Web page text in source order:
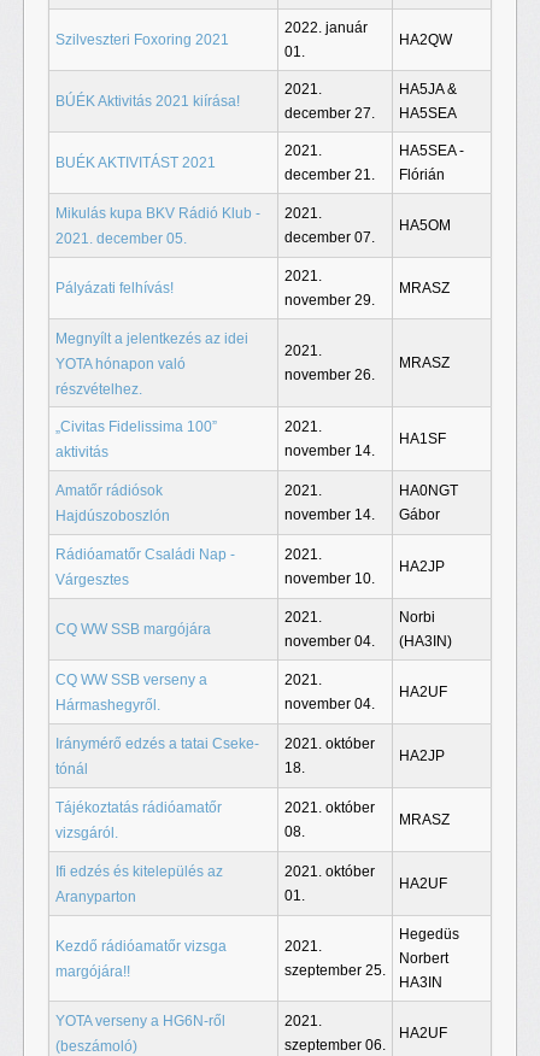
Szilveszteri Foxoring 2021
2022. január
01.
HA2QW
BÚÉK Aktivitás 2021 kiírása!
2021.
december 27.
HA5JA &
HA5SEA
BUÉK AKTIVITÁST 2021
2021.
december 21.
HA5SEA -
Flórián
Mikulás kupa BKV Rádió Klub -
2021. december 05.
2021.
december 07.
HA5OM
Pályázati felhívás!
2021.
november 29.
MRASZ
Megnyílt a jelentkezés az idei
YOTA hónapon való
részvételhez.
2021.
november 26.
MRASZ
„Civitas Fidelissima 100”
aktivitás
2021.
november 14.
HA1SF
Amatőr rádiósok
Hajdúszoboszlón
2021.
november 14.
HA0NGT
Gábor
Rádióamatőr Családi Nap -
Várgesztes
2021.
november 10.
HA2JP
CQ WW SSB margójára
2021.
november 04.
Norbi
(HA3IN)
CQ WW SSB verseny a
Hármashegyről.
2021.
november 04.
HA2UF
Iránymérő edzés a tatai Cseke-
tónál
2021. október
18.
HA2JP
Tájékoztatás rádióamatőr
vizsgáról.
2021. október
08.
MRASZ
Ifi edzés és kitelepülés az
Aranyparton
2021. október
01.
HA2UF
Kezdő rádióamatőr vizsga
margójára!!
2021.
szeptember 25.
Hegedüs
Norbert
HA3IN
YOTA verseny a HG6N-ről
(beszámoló)
2021.
szeptember 06.
HA2UF